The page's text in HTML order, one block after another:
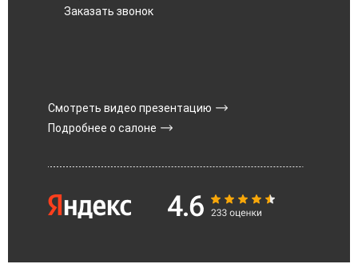
Заказать звонок
Смотреть видео презентацию
Подробнее о салоне